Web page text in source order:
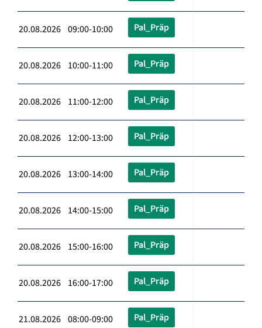
20.08.2026 09:00-10:00 Pal_Präp
20.08.2026 10:00-11:00 Pal_Präp
20.08.2026 11:00-12:00 Pal_Präp
20.08.2026 12:00-13:00 Pal_Präp
20.08.2026 13:00-14:00 Pal_Präp
20.08.2026 14:00-15:00 Pal_Präp
20.08.2026 15:00-16:00 Pal_Präp
20.08.2026 16:00-17:00 Pal_Präp
21.08.2026 08:00-09:00 Pal_Präp